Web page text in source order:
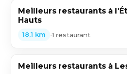
Meilleurs restaurants à
Hauts
18,1 km •1 restaurant
Meilleurs restaurants à